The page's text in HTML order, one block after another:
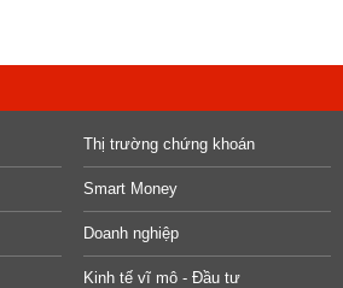
Thị trường chứng khoán
Smart Money
Doanh nghiệp
Kinh tế vĩ mô - Đầu tư